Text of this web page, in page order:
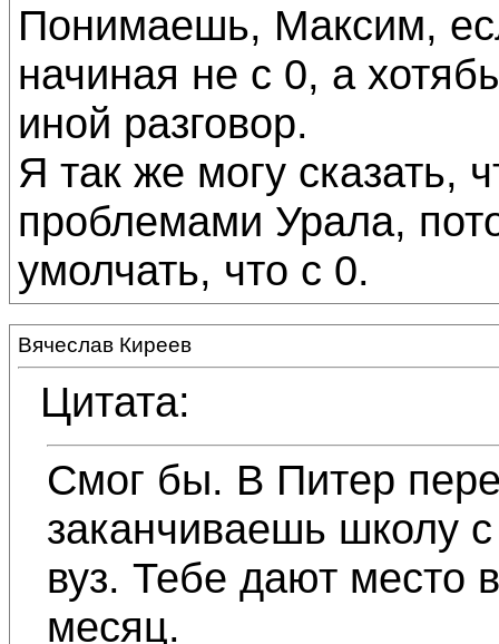
Понимаешь, Максим,
начиная не с 0, а
иной разговор.
Я так же могу сказать,
проблемами Урала,
умолчать, что с 0.
Вячеслав Киреев
Цитата:
Смог бы. В Питер
заканчиваешь школу
вуз. Тебе дают место
месяц.